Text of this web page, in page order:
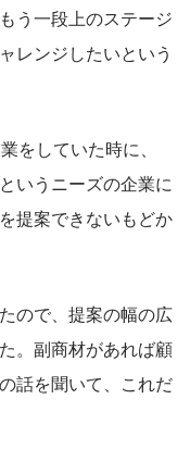
う一段上のステージ
レンジしたいという
をしていた時に、
いうニーズの企業に
提案できないもどか
ので、提案の幅の広
。副商材があれば顧
話を聞いて、これだ